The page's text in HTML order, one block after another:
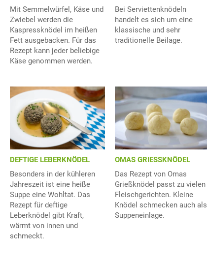
Mit Semmelwürfel, Käse und
Zwiebel werden die
Kaspressknödel im heißen
Fett ausgebacken. Für das
Rezept kann jeder beliebige
Käse genommen werden.
Bei Serviettenknödeln
handelt es sich um eine
klassische und sehr
traditionelle Beilage.
DEFTIGE LEBERKNÖDEL
Besonders in der kühleren
Jahreszeit ist eine heiße
Suppe eine Wohltat. Das
Rezept für deftige
Leberknödel gibt Kraft,
wärmt von innen und
schmeckt.
OMAS GRIESSKNÖDEL
Das Rezept von Omas
Grießknödel passt zu vielen
Fleischgerichten. Kleine
Knödel schmecken auch als
Suppeneinlage.